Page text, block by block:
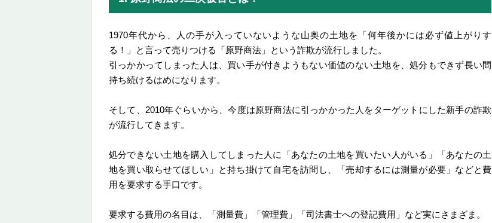
1970年代から、人の手が入っていないような山奥の土地を「何年後かには必ず値上がりす
る！」と言って売りつける「原野商法」という詐欺が流行しました。
引っかかってしまった人は、買い手が付きようもない価値のない土地を、処分もできず長い間
持ち続けるはめになります。
そして、2010年ぐらいから、今度は原野商法に引っかかった人をターゲットにした新手の詐欺
が流行してきます。
処分できない土地を購入してしまった人に「あなたの土地を買いたい人がいる」「あなたの土
地を買い取らせてほしい」と持ち掛けて自宅を訪問し、「売却するには測量が必要」などと費
用を要求する手口です。
要求する費用の名目は、「測量費」「管理費」「司法書士への登記費用」など実にさまざま。